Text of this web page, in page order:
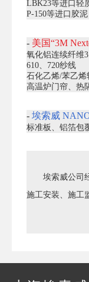
LBK23等进口轻
P-150等进口胶泥
- 美国“3M
氧化铝连续纤维
610、720纱线
石化乙烯/苯乙烯
高温炉门帘、热
- 埃索威
标准板、铝箔包
埃索威公司
施工安装、施工